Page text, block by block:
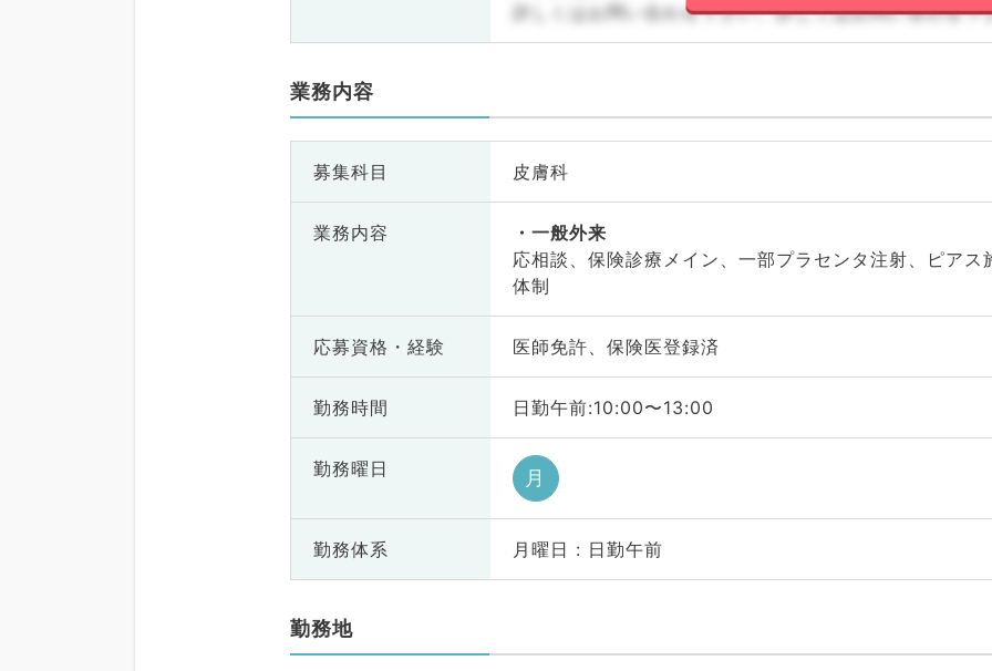
詳しくはお問い合わせ下さい。詳しくはお問い合わせ下
業務内容
募集科目 皮膚科
業務内容
一般外来
応相談、保険診療メイン、一部プラセンタ注射、ピアス
体制
応募資格・ 経験 医師免許、保険医登録済
勤務時間 日勤午前:10:00〜13:00
勤務曜日 月
勤務体系 月曜日 : 日勤午前
勤務地